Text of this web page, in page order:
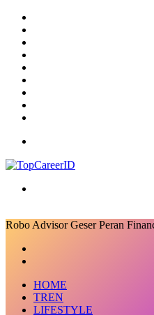
Robo Advisor Geser Peran
Email
HOME
TREN
LIFESTYLE